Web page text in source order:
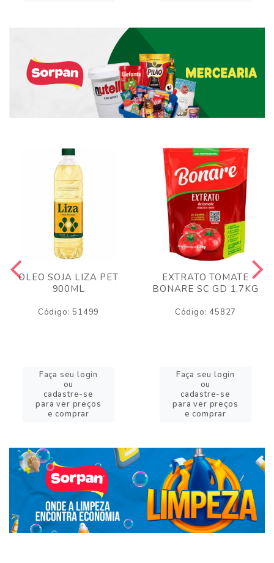
OLEO SOJA LIZA PET
900ML
Código: 51499
Faça seu login
ou
cadastre-se
para ver preços
e comprar
EXTRATO TOMATE
BONARE SC GD 1,7KG
Código: 45827
Faça seu login
ou
cadastre-se
para ver preços
e comprar